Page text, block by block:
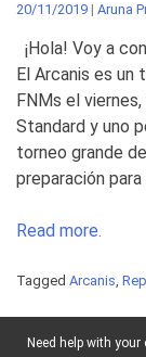
20/11/2019 | Aruna
¡Hola! Voy a
El Arcanis es un
FNMs el
Standard y uno
torneo grande
preparación para
Read more.
Tagged Arcanis,
Need help with